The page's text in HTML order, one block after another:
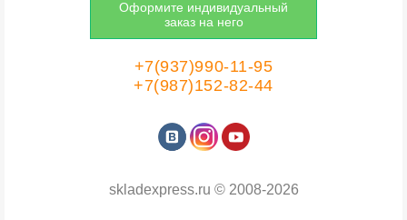
+7(937)990-11-95
+7(987)152-82-44
skladexpress.ru ©2008-2026
Оформите индивидуальный
заказ на него